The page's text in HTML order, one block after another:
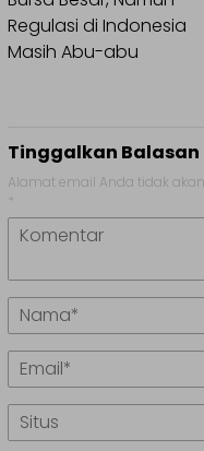
Regulasi di Indonesia
Masih Abu-abu
Tinggalkan Balasan
Alamat email Anda tidak
*